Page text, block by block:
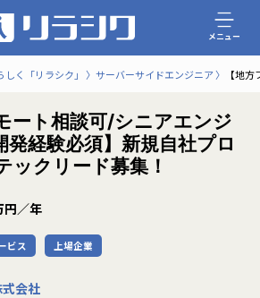
メニュー
く「リラシク」 サーバーサイドエンジニア 【地
ート相談可/シニアエンジ
発経験必須】新規自社プロ
ックリード募集！
円／年
ビス 上場企業
式会社